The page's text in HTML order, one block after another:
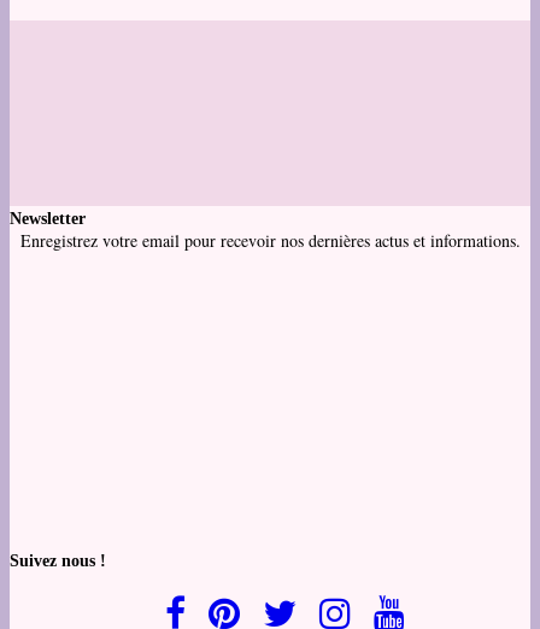
Newsletter
Enregistrez votre email pour recevoir nos dernières actus et informations.
Suivez nous !